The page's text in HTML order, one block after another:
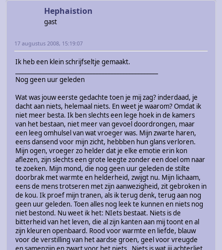
Hephaistion
gast
17 augustus 2008, 15:19:07
Ik heb een klein schrijfseltje gemaakt.
Nog geen uur geleden
Wat was jouw eerste gedachte toen je mij zag? inderdaad, je
dacht aan niets, helemaal niets. En weet je waarom? Omdat ik
niet meer besta. Ik ben slechts een lege hoek in de kamers
van het bestaan, niet meer van gevoel doordrongen, maar
een leeg omhulsel van wat vroeger was. Mijn zwarte haren,
eens dansend voor mijn zicht, hebbben hun glans verloren.
Mijn ogen, vroeger zo helder dat je elke emotie erin kon
aflezen, zijn slechts een grote leegte zonder een doel om naar
te zoeken. Mijn mond, die nog geen uur geleden de stilte
doorbrak met warmte en helderheid, zwijgt nu. Mijn lichaam,
eens de mens trotseren met zijn aanwezigheid, zit gebroken in
de kou. Ik proef mijn tranen, als ik terug denk, terug aan nog
geen uur geleden. Toen alles nog leek te kunnen en niets nog
niet bestond. Nu weet ik het: NIets bestaat. Niets is de
bitterheid van het leven, die al zijn kanten aan mij toont en al
zijn kleuren openbaard. Rood voor warmte en liefde, blauw
voor de verstilling van het aardse groen, geel voor vreugde